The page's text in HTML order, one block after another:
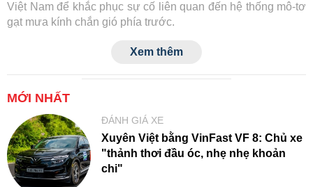
Việt Nam để khắc phục sự cố liên quan đến hệ thống mô-tơ
gạt mưa kính chắn gió phía trước.
Xem thêm
MỚI NHẤT
ĐÁNH GIÁ XE
Xuyên Việt bằng VinFast VF 8: Chủ xe
"thảnh thơi đầu óc, nhẹ nhẹ khoản
chi"